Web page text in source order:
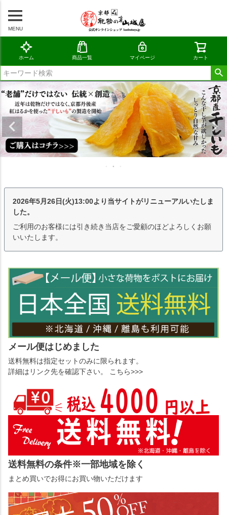
MENU
ホーム 商品一覧 マイページ カート
2026年5月26日(火)13:00より当サイトがリニューアルいたしま
した。
ご利用のお客様には引き続き当店をご愛顧のほどよろしくお願
いいたします。
メール便はじめました
送料無料は指定セットのみに限られます。
詳細はリンク先を確認下さい。 こちら>>>
送料無料の条件※一部地域を除く
まとめ買いでお得にお買い物いただけます